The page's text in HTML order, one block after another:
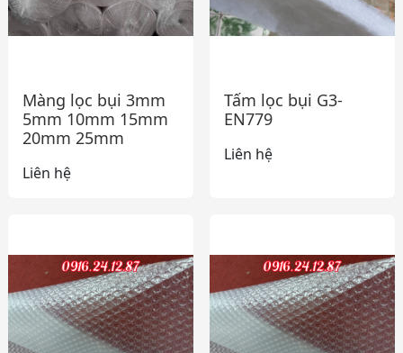
Màng lọc bụi 3mm
5mm 10mm 15mm
20mm 25mm
Liên hệ
Tấm lọc bụi G3-
EN779
Liên hệ